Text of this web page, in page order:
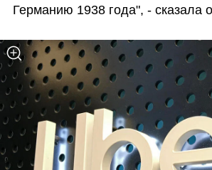
Германию 1938 года", - сказала